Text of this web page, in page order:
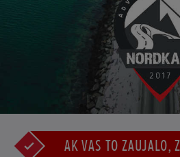
AK VÁS TO ZAUJALO,